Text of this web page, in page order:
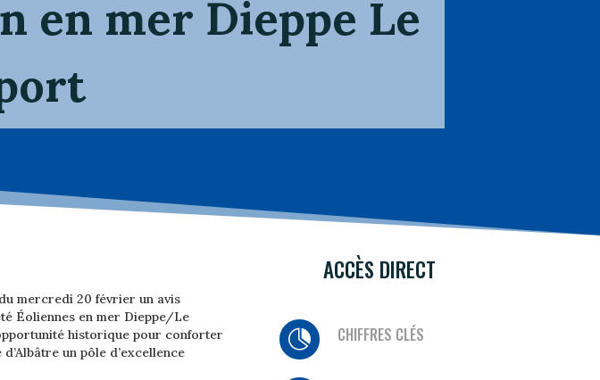
en mer Dieppe Le
mercredi 20 février un avis
Éoliennes en mer Dieppe/Le
historique pour conforter
un pôle d’excellence
ACCÈS DIRECT
 CHIFFRES CLÉS